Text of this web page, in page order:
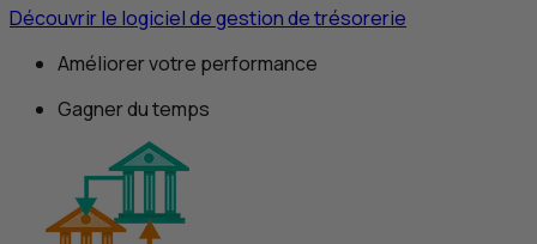
Découvrir le logiciel de gestion de trésorerie
Améliorer votre performance
Gagner du temps